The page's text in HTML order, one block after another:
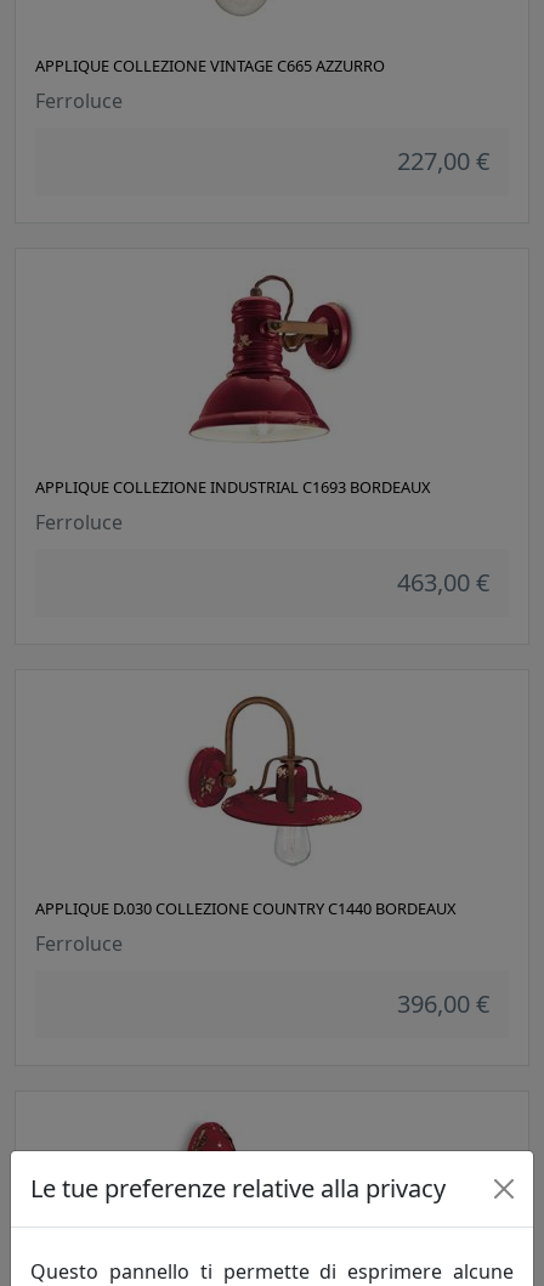
APPLIQUE COLLEZIONE VINTAGE C665 AZZURRO
Ferroluce
227,00 €
APPLIQUE COLLEZIONE INDUSTRIAL C1693 BORDEAUX
Ferroluce
463,00 €
APPLIQUE D.030 COLLEZIONE COUNTRY C1440 BORDEAUX
Ferroluce
396,00 €
Le tue preferenze relative alla privacy
Questo pannello ti permette di esprimere alcune